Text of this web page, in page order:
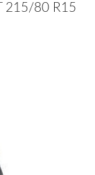
215/80 R15